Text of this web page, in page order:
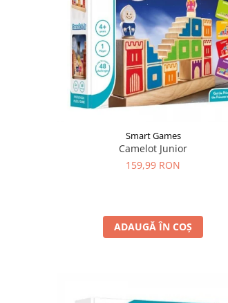
Smart Games
Camelot Junior
159,99 RON
ADAUGĂ ÎN COȘ